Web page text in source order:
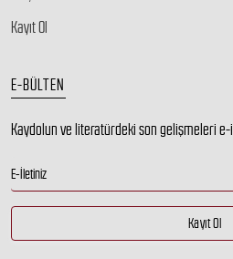
Kayıt Ol
E-BÜLTEN
Kaydolun ve literatürdeki son gelişmeleri e-